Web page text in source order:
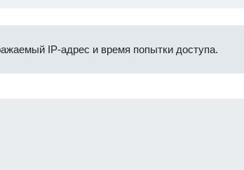
IP-адрес и время попытки доступа.